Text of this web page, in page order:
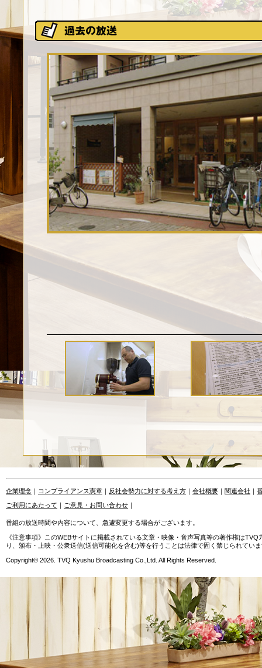
企業理念 ｜ コンプライアンス憲章 ｜ 反社会勢力に対する考え方 ｜ 会社概要 ｜ 関連会社 ｜
ご利用にあたって ｜ ご意見・お問い合わせ ｜
番組の放送時間や内容について、急遽変更する場合がございます。
《注意事項》このWEBサイトに掲載されている文章・映像・音声写真等の著作権は
り、頒布・上映・公衆送信(送信可能化を含む)等を行うことは法律で固く禁じられてい
Copyright© 2026. TVQ Kyushu Broadcasting Co.,Ltd. All Rights Reserved.